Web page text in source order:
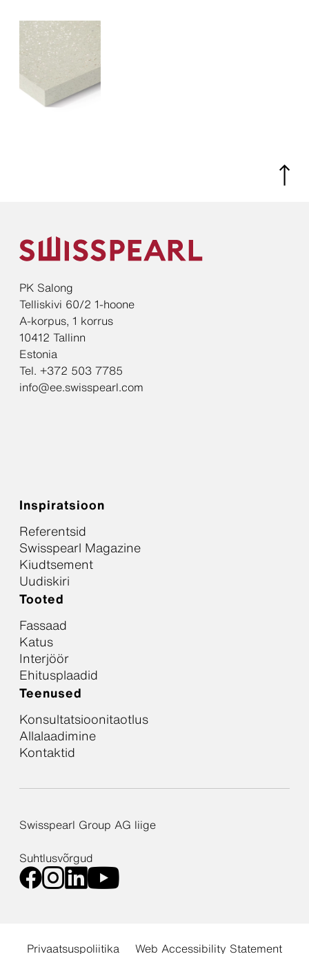
PK Salong
Telliskivi 60/2 1-hoone
A-korpus, 1 korrus
10412 Tallinn
Estonia
Tel. +372 503 7785
info@ee.swisspearl.com
Inspiratsioon
Referentsid
Swisspearl Magazine
Kiudtsement
Uudiskiri
Tooted
Fassaad
Katus
Interjöör
Ehitusplaadid
Teenused
Konsultatsioonitaotlus
Allalaadimine
Kontaktid
Swisspearl Group AG liige
Suhtlusvõrgud
Privaatsuspoliitika Web Accessibility Statement